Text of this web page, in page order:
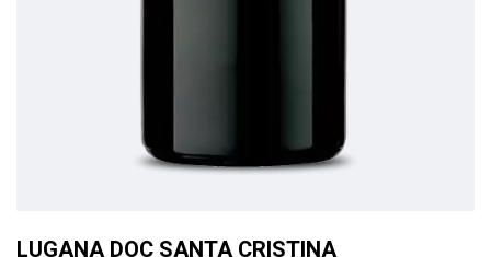
LUGANA DOC SANTA CRISTINA